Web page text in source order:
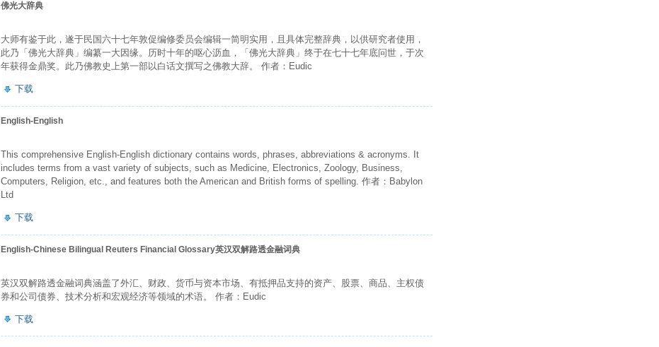
佛光大辞典
大师有鉴于此，遂于民国六十七年敦促编修委员会编辑一简明实用，且具体完整辞典，以供研究者使用，
此乃「佛光大辞典」编纂一大因缘。历时十年的呕心沥血，「佛光大辞典」终于在七十七年底问世，于次
年获得金鼎奖。此乃佛教史上第一部以白话文撰写之佛教大辞。 作者：Eudic
下载
English-English
This comprehensive English-English dictionary contains words, phrases, abbreviations & acronyms. It
includes terms from a vast variety of subjects, such as Medicine, Electronics, Zoology, Business,
Computers, Religion, etc., and features both the American and British forms of spelling. 作者：Babylon
Ltd
下载
English-Chinese Bilingual Reuters Financial Glossary英汉双解路透金融词典
英汉双解路透金融词典涵盖了外汇、财政、货币与资本市场、有抵押品支持的资产、股票、商品、主权债
券和公司债券、技术分析和宏观经济等领域的术语。 作者：Eudic
下载